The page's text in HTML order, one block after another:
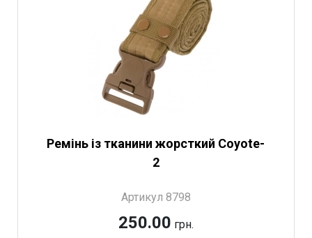
Ремінь із тканини жорсткий Coyote-
2
Артикул 8798
250.00 грн.